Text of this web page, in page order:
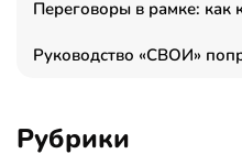
Рубрики